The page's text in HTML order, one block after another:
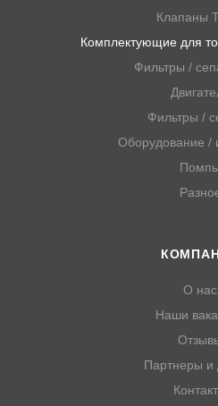
Клапаны
Комплектующие для
Фильтры /
Фильтры /
Оборудование /
О нас
Наши
Партнеры и